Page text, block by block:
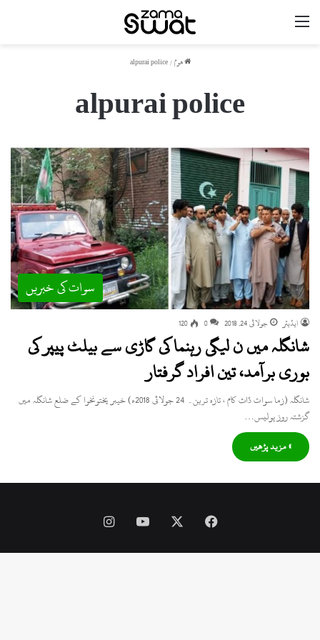
ھوم /
alpurai police
alpurai police
سوات کی خبریں
ایڈیٹر جولائی 24, 2018 0
120
شانگلہ میں ن لیگی رہنما کی گاڑی سے بیلٹ پیپر کی
بوری برآمد، تین افراد گرفتار
شانگلہ (زما سوات ڈاٹ کام ، تازہ ترین۔ 24 جولائی 2018ء) خیبر پختونخوا کے ضلع شانگلہ میں
گزشتہ روز پولیس…
» مزید پڑھیں
Facebook
YouTube